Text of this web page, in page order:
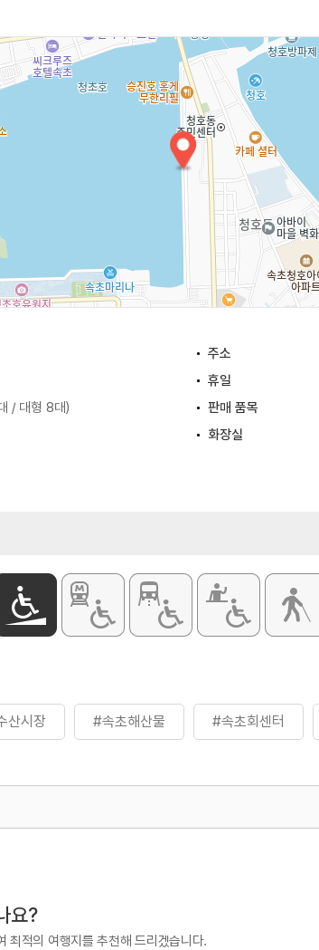
람선, 갯배 선착장 등이 있어 바닷바람을 느끼
주소
휴일
/ 대형 8대) 판매 품목
화장실
산시장 #속초해산물 #속초회센터
요?
최적의 여행지를 추천해 드리겠습니다.